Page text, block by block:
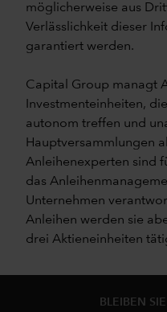
möglicherweise aus
Verlässlichkeit dieser
garantiert werden.
Capital Group managt
Investmenteinheiten,
autonom treffen und
Hauptversammlungen
Anleihenexperten sind
das
Unternehmen
Anleihen werden sie
drei Aktieneinheiten
BLEIBEN